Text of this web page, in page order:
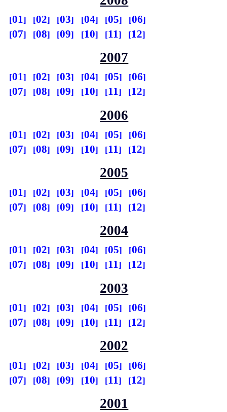
01 02 03 04 05
06
07
08 09 10 11 12
2007
01 02 03 04 05
06
07
08 09 10 11 12
2006
01 02 03 04 05
06
07
08 09 10 11 12
2005
01 02 03 04 05
06
07
08 09 10 11 12
2004
01 02 03 04 05
06
07
08 09 10 11 12
2003
01 02 03 04 05
06
07
08 09 10 11 12
2002
01 02 03 04 05
06
07
08 09 10 11 12
2001